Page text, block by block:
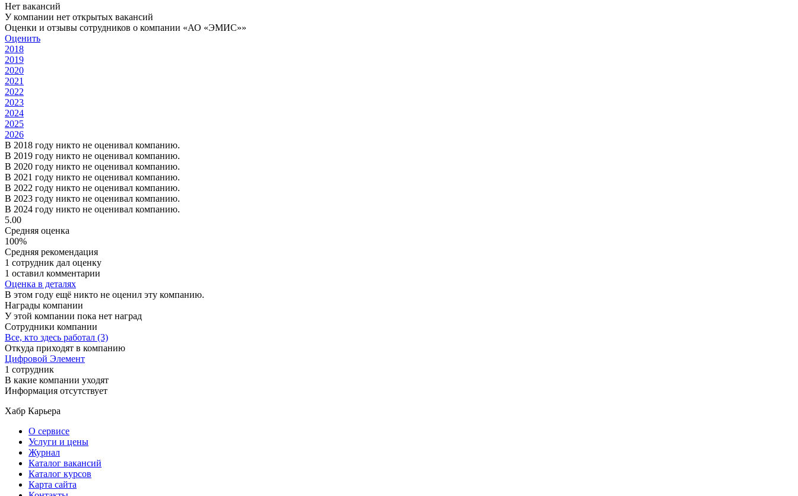
Нет вакансий
У компании нет открытых вакансий
Оценки и отзывы сотрудников о компании «АО «ЭМИС»»
Оценить
2018
2019
2020
2021
2022
2023
2024
2025
2026
В 2018 году никто не оценивал компанию.
В 2019 году никто не оценивал компанию.
В 2020 году никто не оценивал компанию.
В 2021 году никто не оценивал компанию.
В 2022 году никто не оценивал компанию.
В 2023 году никто не оценивал компанию.
В 2024 году никто не оценивал компанию.
5.00
Средняя оценка
100%
Средняя рекомендация
1 сотрудник дал оценку
1 оставил комментарии
Оценка в деталях
В этом году ещё никто не оценил эту компанию.
Награды компании
У этой компании пока нет наград
Сотрудники компании
Все, кто здесь работал (3)
Откуда приходят в компанию
Цифровой Элемент
1 сотрудник
В какие компании уходят
Информация отсутствует
Хабр Карьера
О сервисе
Услуги и цены
Журнал
Каталог вакансий
Каталог курсов
Карта сайта